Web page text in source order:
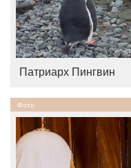
Патриарх Пингвин
Фото